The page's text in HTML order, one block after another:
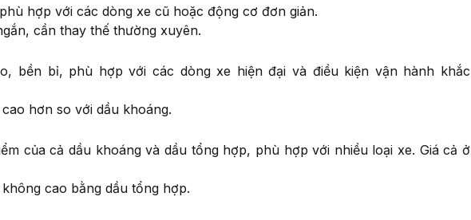
hợp với các dòng xe cũ hoặc động cơ đơn giản.
cần thay thế thường xuyên.
bền bỉ, phù hợp với các dòng xe hiện đại và điều kiện vận hành khắc
hơn so với dầu khoáng.
của cả dầu khoáng và dầu tổng hợp, phù hợp với nhiều loại xe. Giá cả ở
cao bằng dầu tổng hợp.